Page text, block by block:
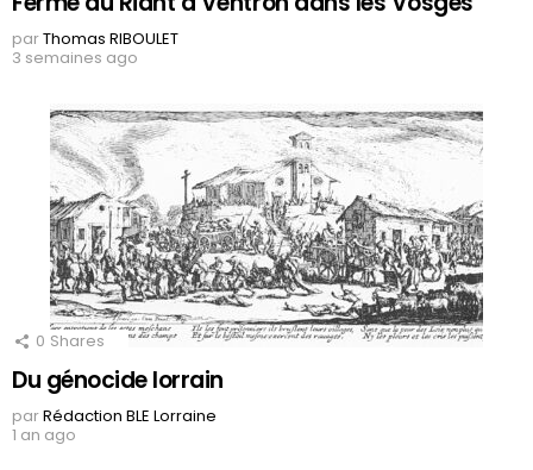
parThomas RIBOULET
3 semaines ago
0 Shares
Du génocide lorrain
parRédaction BLE Lorraine
1 an ago